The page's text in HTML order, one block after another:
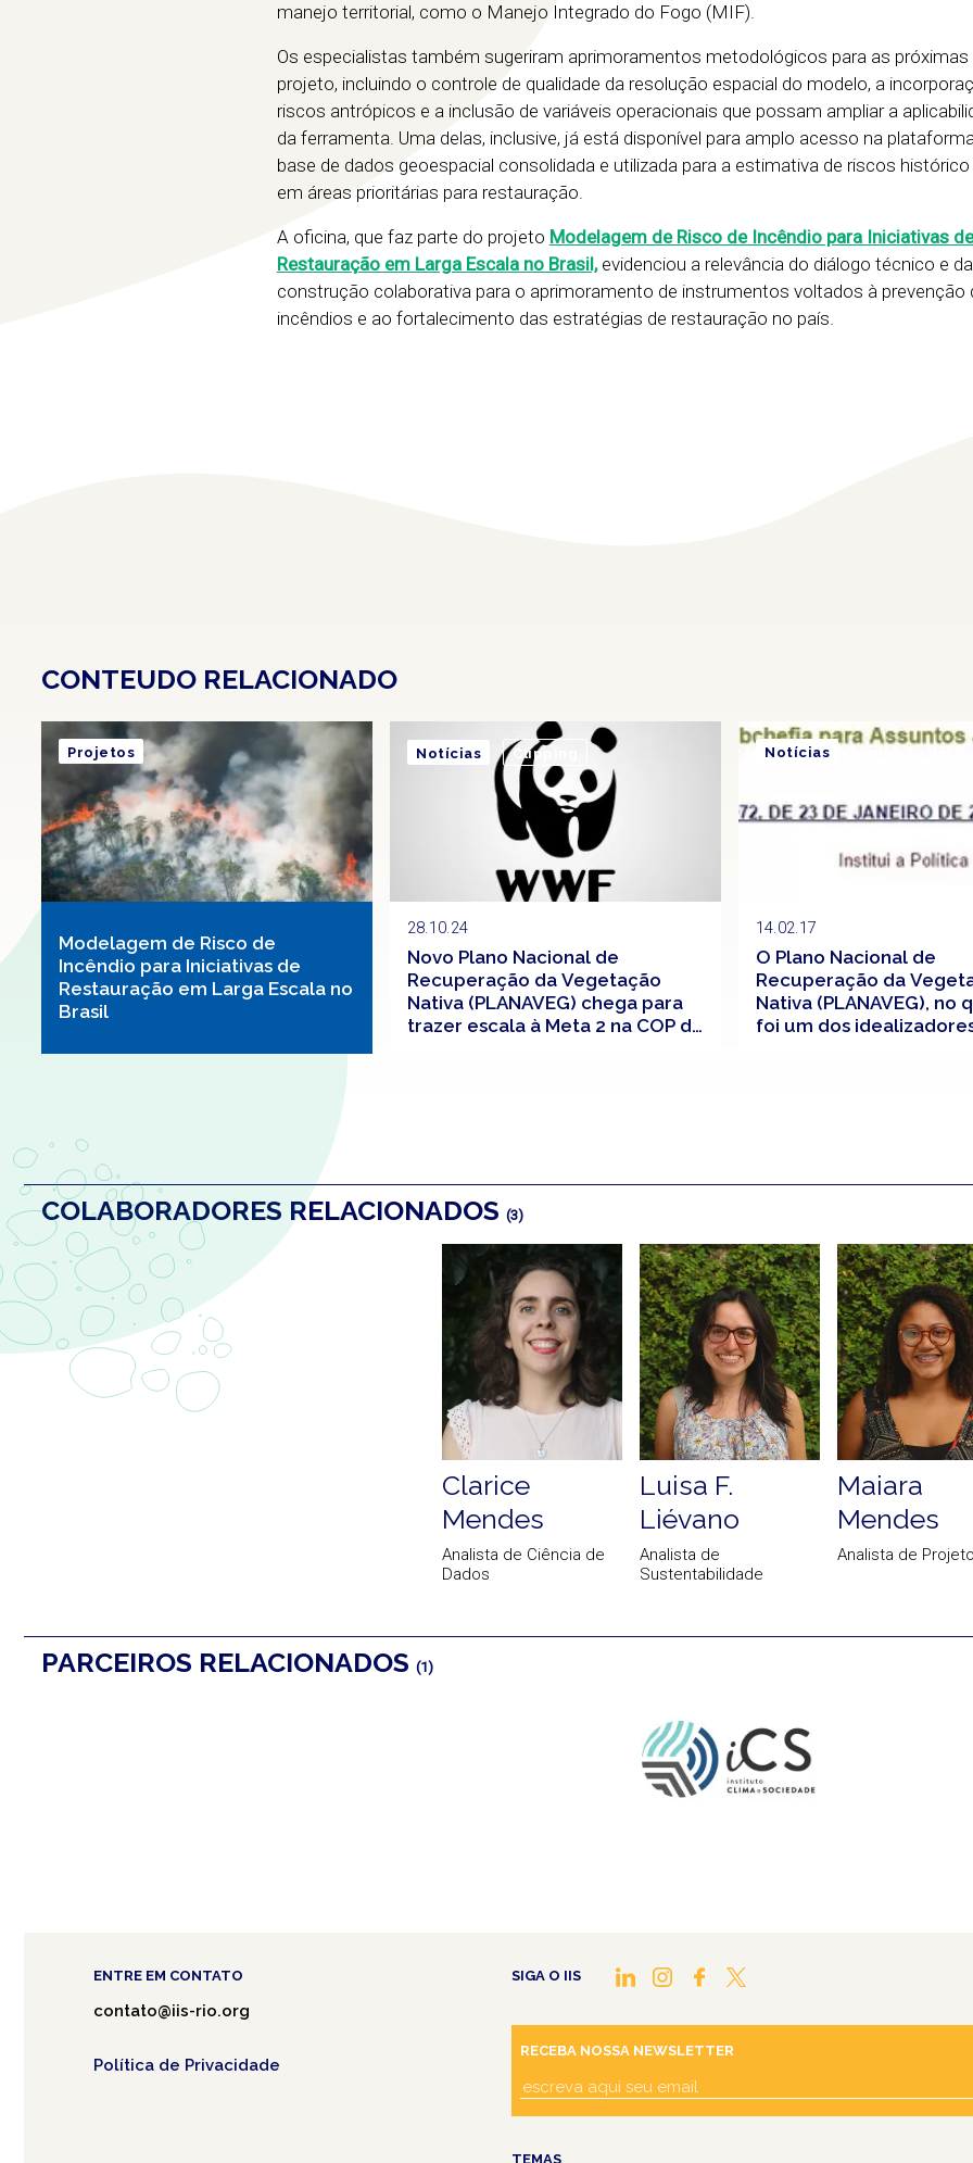
manejo territorial, como o Manejo Integrado do Fogo (MIF).
Os especialistas também sugeriram aprimoramentos metodológicos para as
projeto, incluindo o controle de qualidade da resolução espacial do modelo, a
riscos antrópicos e a inclusão de variáveis operacionais que possam ampliar a
da ferramenta. Uma delas, inclusive, já está disponível para amplo acesso na
base de dados geoespacial consolidada e utilizada para a estimativa de riscos
em áreas prioritárias para restauração.
A oficina, que faz parte do projeto Modelagem de Risco de Incêndio para Iniciativas de
Restauração em Larga Escala no Brasil,evidenciou a relevância do diálogo técnico e da
construção colaborativa para o aprimoramento de instrumentos voltados à prevenção
incêndios e ao fortalecimento das estratégias de restauração no país.
CONTEUDO RELACIONADO
Modelagem de Risco de
Incêndio para Iniciativas de
Restauração em Larga Escala no
Brasil
Projetos
28.10.24
Novo Plano Nacional de
Recuperação da Vegetação
Nativa (PLANAVEG) chega para
trazer escala à Meta 2 na COP de
Notícias Clipping
14.02.17
O Plano Nacional de
Recuperação da
Nativa (PLANAVEG), no
foi um dos
Notícias
COLABORADORES RELACIONADOS (3)
Clarice
Mendes
Analista de Ciência de
Dados
Luisa F.
Liévano
Analista de
Sustentabilidade
Maiara
Mendes
Analista de
PARCEIROS RELACIONADOS (1)
ENTRE EM CONTATO
contato@iis-rio.org
Política de Privacidade
SIGA O IIS
RECEBA NOSSA NEWSLETTER
TEMAS